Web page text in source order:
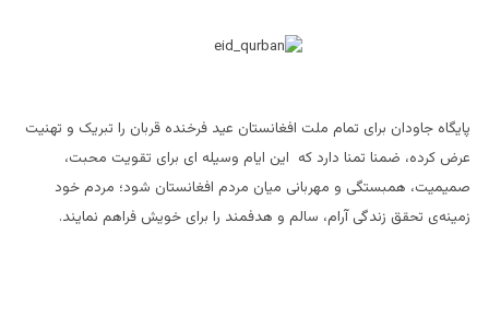
پایگاه جاودان برای تمام ملت افغانستان عید فرخنده قربان را تبریک و تهنیت
عرض کرده، ضمنا تمنا دارد که این ایام وسیله ای برای تقویت محبت،
صمیمیت، همبستگی و مهربانی میان مردم افغانستان شود؛ مردم خود
زمینه‌ی تحقق زندگی آرام، سالم و هدفمند را برای خویش فراهم نمایند.